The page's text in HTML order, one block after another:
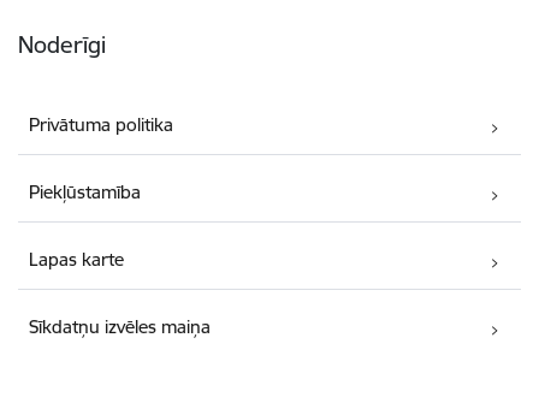
Noderīgi
Privātuma politika
Piekļūstamība
Lapas karte
Sīkdatņu izvēles maiņa